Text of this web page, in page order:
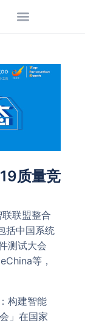
质量竞
联盟整合
括中国系统
测试大会
等，
构建智能
」在国家